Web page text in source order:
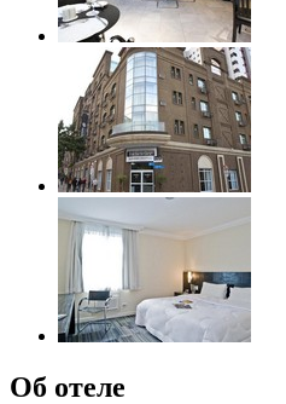
Об отеле